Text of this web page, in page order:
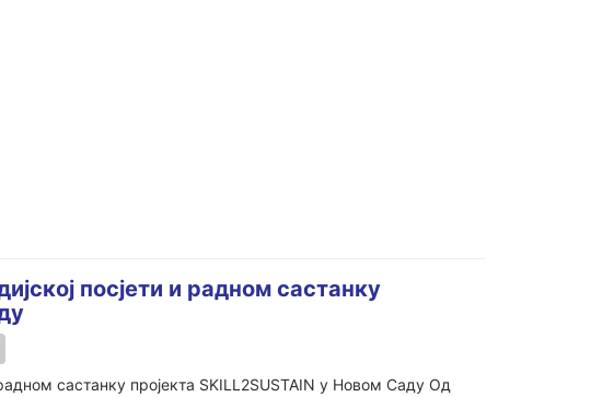
посјети и радном састанку
састанку пројекта SKILL2SUSTAIN у Новом Саду Од